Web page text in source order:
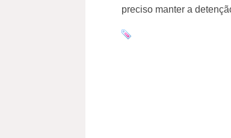
preciso manter a